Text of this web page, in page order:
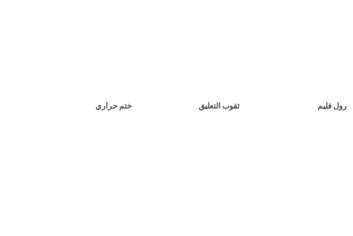
ثقوب التعليق ختم حراري